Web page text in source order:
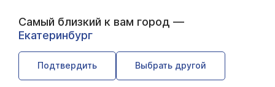
Самый близкий к вам город —
Екатеринбург
Подтвердить Выбрать другой